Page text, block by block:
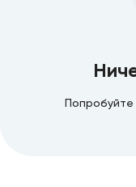
Попробуйте